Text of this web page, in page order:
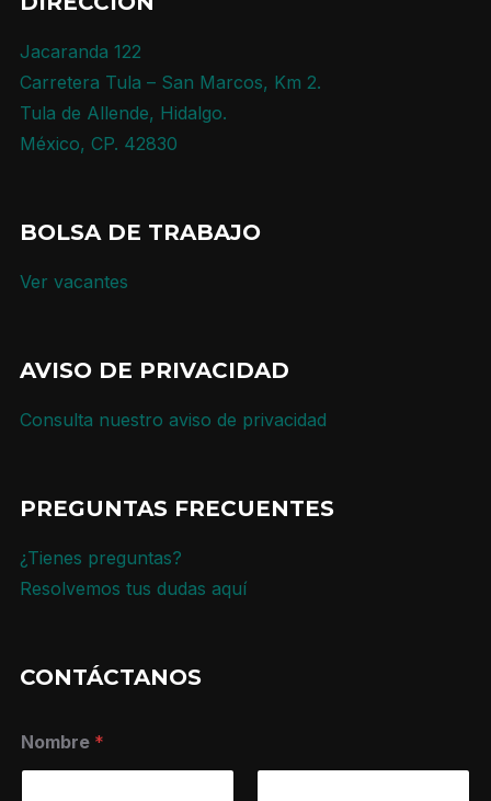
Jacaranda 122
Carretera Tula – San Marcos, Km 2.
Tula de Allende, Hidalgo.
México, CP. 42830
BOLSA DE TRABAJO
Ver vacantes
AVISO DE PRIVACIDAD
Consulta nuestro aviso de privacidad
PREGUNTAS FRECUENTES
¿Tienes preguntas?
Resolvemos tus dudas aquí
CONTÁCTANOS
Nombre *